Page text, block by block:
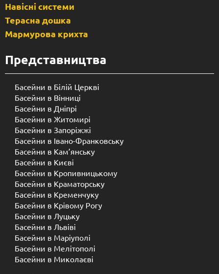
Навісні системи
Терасна дошка
Мармурова крихта
Представництва
Басейни в Білій Церкві
Басейни в Вінниці
Басейни в Дніпрі
Басейни в Житомирі
Басейни в Запоріжжі
Басейни в Івано-Франковську
Басейни в Кам’янську
Басейни в Києві
Басейни в Кропивницькому
Басейни в Краматорську
Басейни в Кременчуку
Басейни в Крівому Рогу
Басейни в Луцьку
Басейни в Львіві
Басейни в Маріуполі
Басейни в Мелітополі
Басейни в Миколаєві